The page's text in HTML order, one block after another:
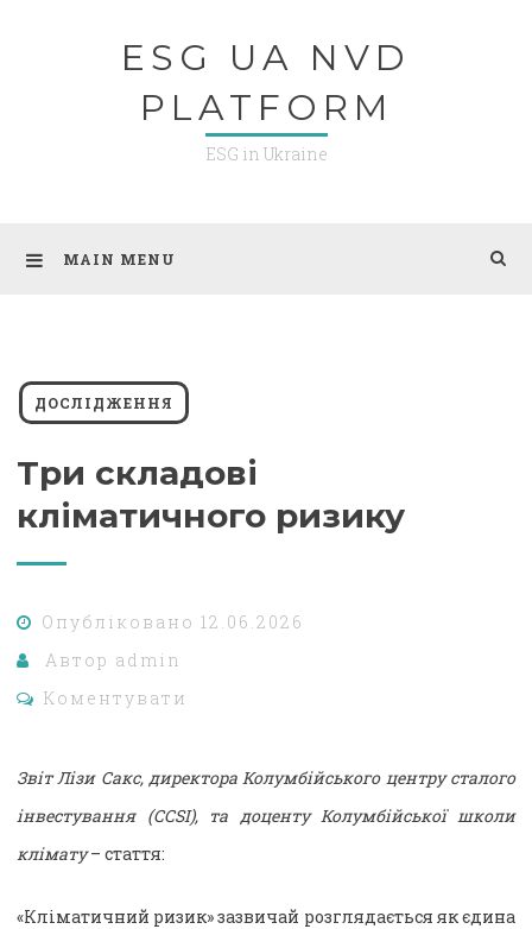
ESG UA NVD
PLATFORM
ESG in Ukraine
MAIN MENU
ДОСЛІДЖЕННЯ
Три складові
кліматичного ризику
Опубліковано 12.06.2026
Автор admin
Коментувати
Звіт Лізи Сакс, директора Колумбійського центру сталого
інвестування (CCSI), та доценту Колумбійської школи
клімату– стаття:
«Кліматичний ризик» зазвичай розглядається як єдина